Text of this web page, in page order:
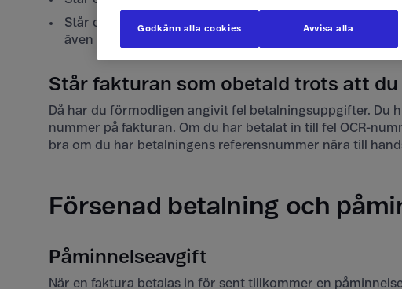
Står det att
fakturan är obetald
behöver du betala in
även om du i vanliga fall har autogiro. Nästa betalning
Står fakturan som obetald trots att
Då har du förmodligen angivit fel betalningsuppgifter. Du
nummer på fakturan. Om du har betalat in till fel OCR-
bra om du har betalningens referensnummer nära till
Försenad betalning och
Påminnelseavgift
När en faktura betalas in för sent tillkommer en
Avvisa alla
Godkänn alla cookies